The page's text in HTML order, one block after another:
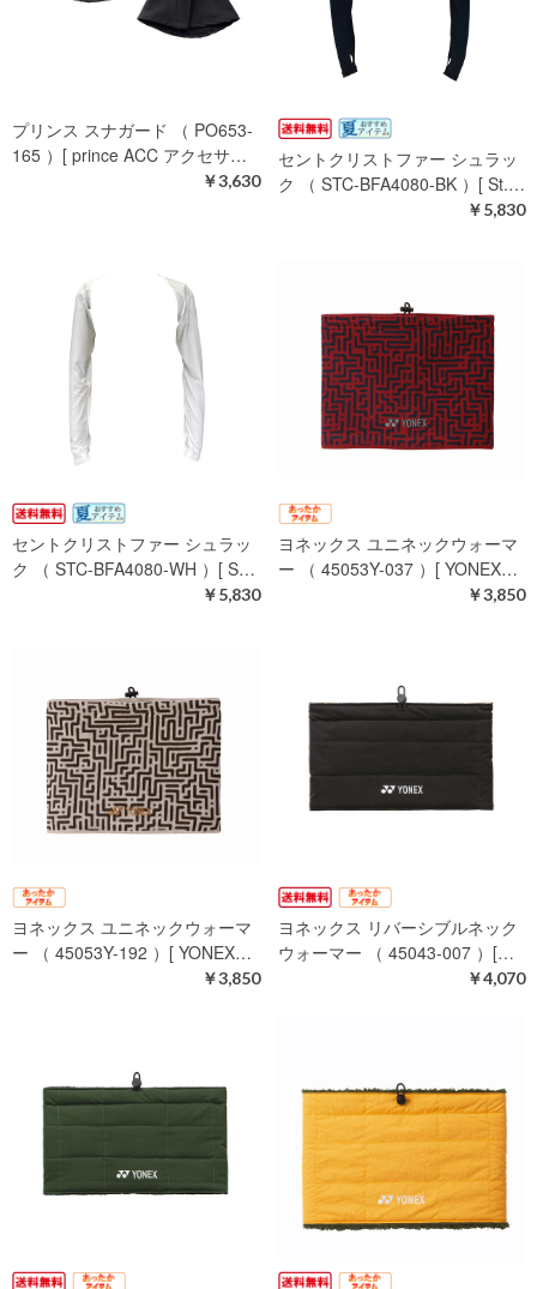
プリンス スナガード （ PO653-
165 ）[ prince ACC アクセサ…
￥3,630
セントクリストファー シュラッ
ク （ STC-BFA4080-BK ）[ St.…
￥5,830
セントクリストファー シュラッ
ク （ STC-BFA4080-WH ）[ S…
￥5,830
ヨネックス ユニネックウォーマ
ー （ 45053Y-037 ）[ YONEX…
￥3,850
ヨネックス ユニネックウォーマ
ー （ 45053Y-192 ）[ YONEX…
￥3,850
ヨネックス リバーシブルネック
ウォーマー （ 45043-007 ）[…
￥4,070